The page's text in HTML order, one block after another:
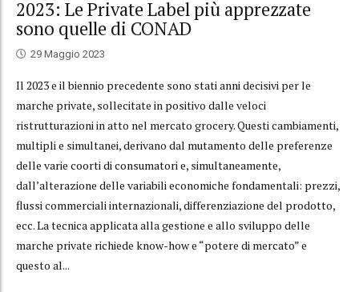
2023: Le Private Label più apprezzate
sono quelle di CONAD
29 Maggio 2023
Il 2023 e il biennio precedente sono stati anni decisivi per le
marche private, sollecitate in positivo dalle veloci
ristrutturazioni in atto nel mercato grocery. Questi cambiamenti,
multipli e simultanei, derivano dal mutamento delle preferenze
delle varie coorti di consumatori e, simultaneamente,
dall’alterazione delle variabili economiche fondamentali: prezzi,
flussi commerciali internazionali, differenziazione del prodotto,
ecc. La tecnica applicata alla gestione e allo sviluppo delle
marche private richiede know-how e “potere di mercato” e
questo al...